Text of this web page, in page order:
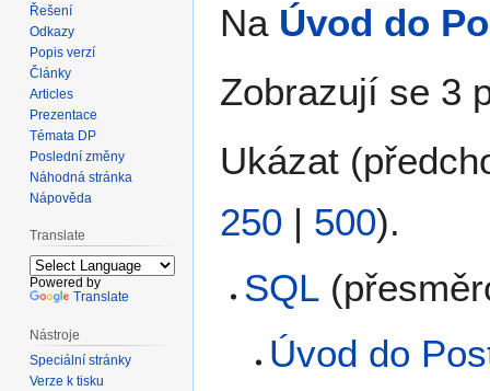
Na Úvod do
Zobrazují se 3
Ukázat (
250 | 500).
SQL
Úvod do
Řešení
Odkazy
Popis verzí
Články
Articles
Prezentace
Témata DP
Poslední změny
Náhodná stránka
Nápověda
Translate
Powered by
Translate
Nástroje
Speciální stránky
Verze k tisku